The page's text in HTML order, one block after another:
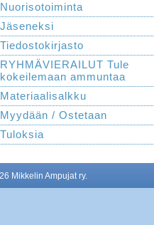
Nuorisotoiminta
Jäseneksi
Tiedostokirjasto
RYHMÄVIERAILUT Tule
kokeilemaan ammuntaa
Materiaalisalkku
Myydään / Ostetaan
Tuloksia
Mikkelin Ampujat ry.